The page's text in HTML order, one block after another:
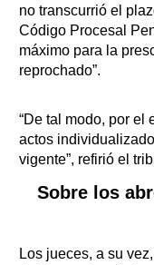
no transcurrió el
Código Procesal
máximo para la
reprochado”.
“De tal modo, por el
actos
vigente”, refirió el
Sobre los
Los jueces, a su